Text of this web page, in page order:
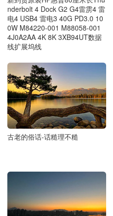
nderbolt 4 Dock G2 G4雷雳4 雷
电4 USB4 雷电3 40G PD3.0 10
0W M84220-001 M88058-001
4J0A2AA 4K 8K 3XB94UT数据
线扩展坞线
古老的俗话-话糙理不糙